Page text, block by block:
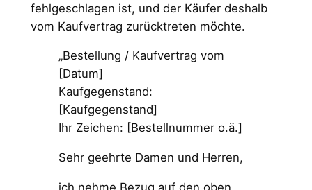
fehlgeschlagen ist, und der Käufer deshalb
vom Kaufvertrag zurücktreten möchte.
„Bestellung / Kaufvertrag vom
[Datum]
Kaufgegenstand:
[Kaufgegenstand]
Ihr Zeichen: [Bestellnummer o.ä.]
Sehr geehrte Damen und Herren,